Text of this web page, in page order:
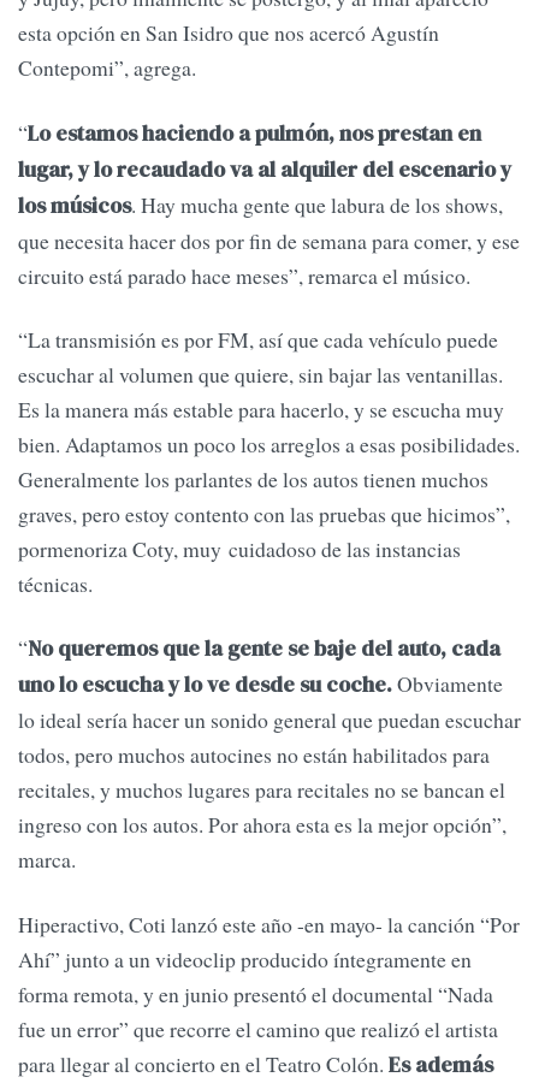
esta opción en San Isidro que nos acercó Agustín
Contepomi”, agrega.
“Lo estamos haciendo a pulmón, nos prestan en
lugar, y lo recaudado va al alquiler del escenario y
los músicos. Hay mucha gente que labura de los shows,
que necesita hacer dos por fin de semana para comer, y ese
circuito está parado hace meses”, remarca el músico.
“La transmisión es por FM, así que cada vehículo puede
escuchar al volumen que quiere, sin bajar las ventanillas.
Es la manera más estable para hacerlo, y se escucha muy
bien. Adaptamos un poco los arreglos a esas posibilidades.
Generalmente los parlantes de los autos tienen muchos
graves, pero estoy contento con las pruebas que hicimos”,
pormenoriza Coty, muy cuidadoso de las instancias
técnicas.
“No queremos que la gente se baje del auto, cada
uno lo escucha y lo ve desde su coche.Obviamente
lo ideal sería hacer un sonido general que puedan escuchar
todos, pero muchos autocines no están habilitados para
recitales, y muchos lugares para recitales no se bancan el
ingreso con los autos. Por ahora esta es la mejor opción”,
marca.
Hiperactivo, Coti lanzó este año -en mayo- la canción “Por
Ahí” junto a un videoclip producido íntegramente en
forma remota, y en junio presentó el documental “Nada
fue un error” que recorre el camino que realizó el artista
para llegar al concierto en el Teatro Colón. Es además